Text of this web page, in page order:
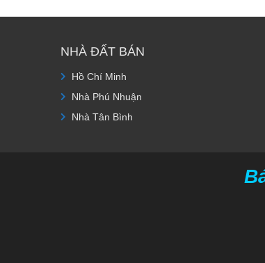
NHÀ ĐẤT BÁN
Hồ Chí Minh
Nhà Phú Nhuận
Nhà Tân Bình